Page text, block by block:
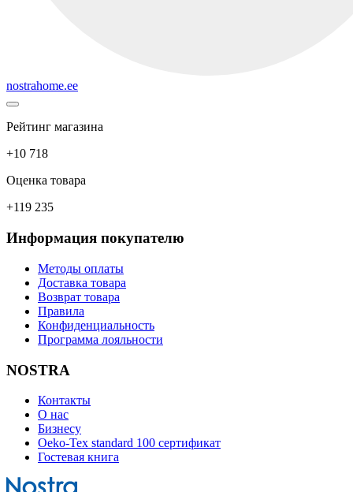
nostrahome.ee
Рейтинг магазина
+10 718
Оценка товара
+119 235
Информация покупателю
Методы оплаты
Доставка товара
Возврат товара
Правила
Конфиденциальность
Программа лояльности
NOSTRA
Контакты
О нас
Бизнесу
Oeko-Tex standard 100 сертификат
Гостевая книга